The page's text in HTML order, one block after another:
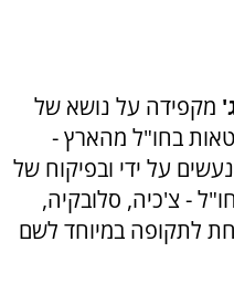
מקפידה על נושא של
בחו"ל מהארץ -
על ידי ובפיקוח של
- צ'כיה, סלובקיה,
לתקופה במיוחד לשם